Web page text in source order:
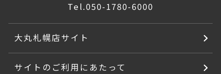
Tel.050-1780-6000
大丸札幌店サイト
サイトのご利用にあたって